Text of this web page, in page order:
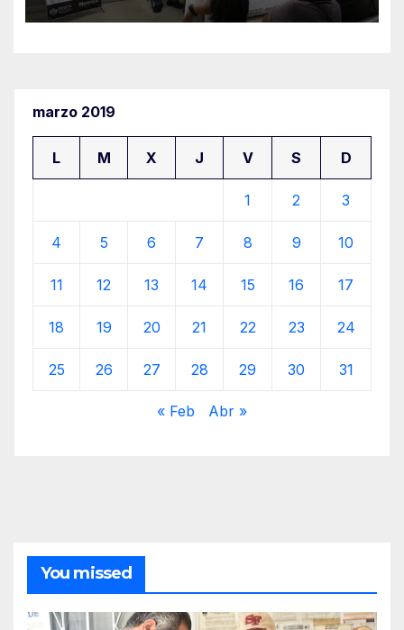
marzo 2019
L M X J V S D
1 2 3
4 5 6 7 8 9 10
11 12 13 14 15 16 17
18 19 20 21 22 23 24
25 26 27 28 29 30 31
« Feb Abr »
You missed